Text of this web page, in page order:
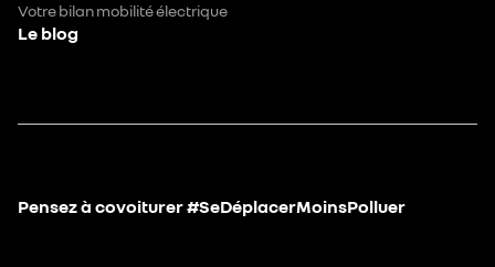
Votre bilan mobilité électrique
Le blog
Pensez à covoiturer #SeDéplacerMoinsPolluer